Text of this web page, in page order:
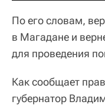
По его словам,
в Магадане и
для проведения
Как сообщает
губернатор